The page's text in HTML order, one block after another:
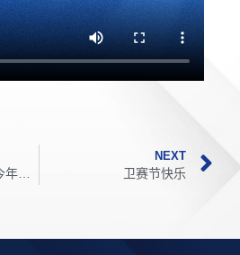
NEXT
卫赛节快乐